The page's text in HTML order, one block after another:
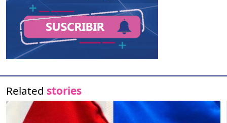
Related stories